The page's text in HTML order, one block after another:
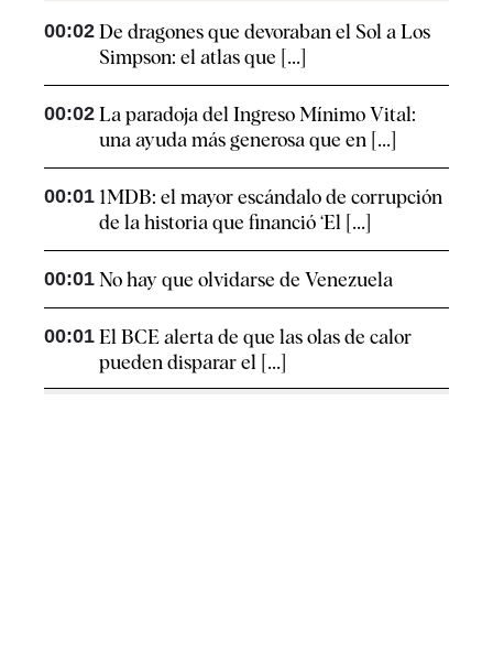
00:02 De dragones que devoraban el Sol a Los
Simpson: el atlas que [...]
00:02 La paradoja del Ingreso Mínimo Vital:
una ayuda más generosa que en [...]
00:01 1MDB: el mayor escándalo de corrupción
de la historia que financió ‘El [...]
00:01 No hay que olvidarse de Venezuela
00:01 El BCE alerta de que las olas de calor
pueden disparar el [...]